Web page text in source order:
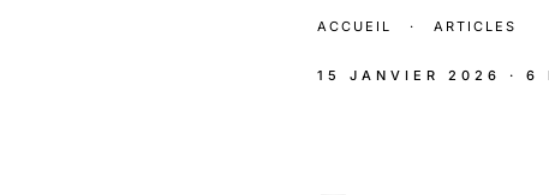
ACCUEIL · ARTICLES
15 JANVIER 2026 · 6